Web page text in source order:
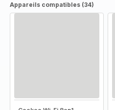
Appareils compatibles (34)